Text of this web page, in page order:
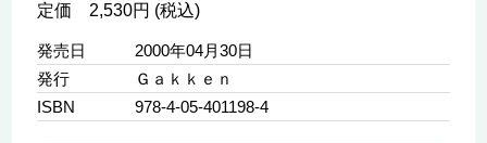
定価 2,530円 (税込)
発売日
2000年04月30日
発行
Ｇａｋｋｅｎ
ISBN
978-4-05-401198-4